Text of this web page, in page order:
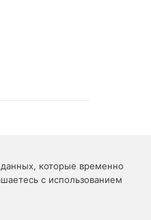
которые временно
с использованием